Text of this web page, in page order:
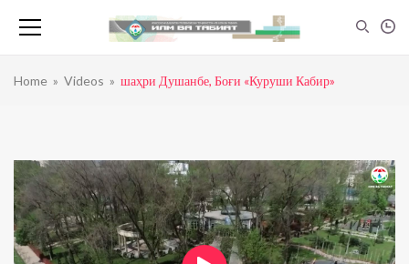
Home » Videos » шаҳри Душанбе, Боғи «Куруши Кабир»